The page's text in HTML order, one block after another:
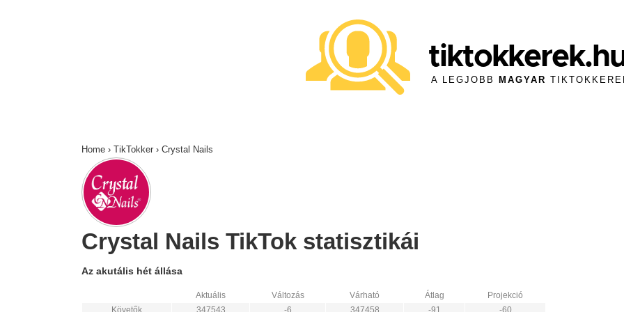
A LEGJOBB MAGYAR
Home › TikTokker › Crystal Nails
Crystal Nails TikTok statisztikái
Az akutális hét állása
Aktuális Változás Várható Átlag
Projekció
Követők
347543 -6 347458 -91 -60